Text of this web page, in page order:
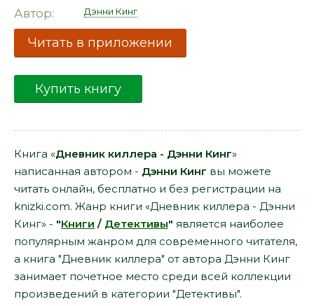
Автор: Дэнни Кинг
Читать в приложении
Купить книгу
Книга «Дневник киллера - Дэнни Кинг»
написанная автором - Дэнни Кинг вы можете
читать онлайн, бесплатно и без регистрации на
knizki.com. Жанр книги «Дневник киллера - Дэнни
Кинг» - "Книги / Детективы" является наиболее
популярным жанром для современного читателя,
а книга "Дневник киллера" от автора Дэнни Кинг
занимает почетное место среди всей коллекции
произведений в категории "Детективы".